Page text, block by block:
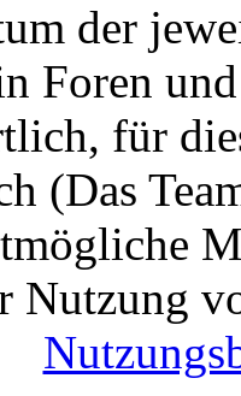
der
Foren
für
(Das
Nutzung